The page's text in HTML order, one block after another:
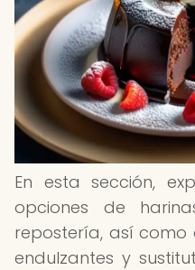
En esta sección,
opciones de
repostería, así como
endulzantes y